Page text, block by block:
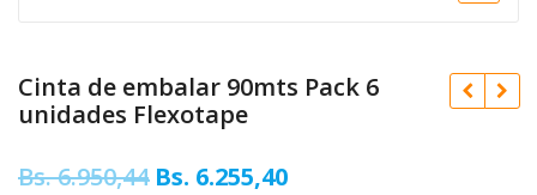
Cinta de embalar 90mts Pack 6
unidades Flexotape
Bs.6.950,44 Original
Bs. 6.255,40Current